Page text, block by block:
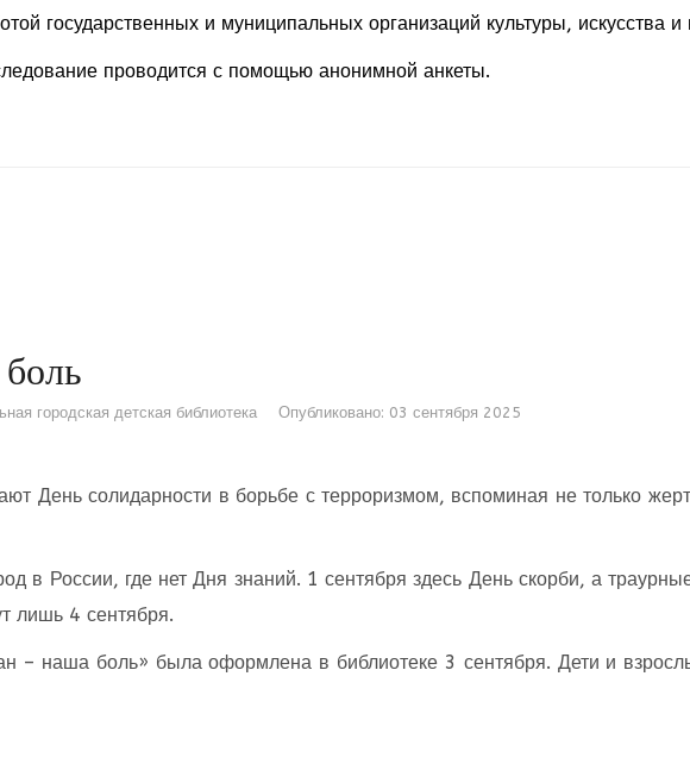
государственных и муниципальных организаций культуры, искусства и
проводится с помощью анонимной анкеты.
городская детская библиотека Опубликовано: 03 сентября 2025
День солидарности в борьбе с терроризмом, вспоминая не только
в России, где нет Дня знаний. 1 сентября здесь День скорби, а
лишь 4 сентября.
– наша боль» была оформлена в библиотеке 3 сентября. Дети и